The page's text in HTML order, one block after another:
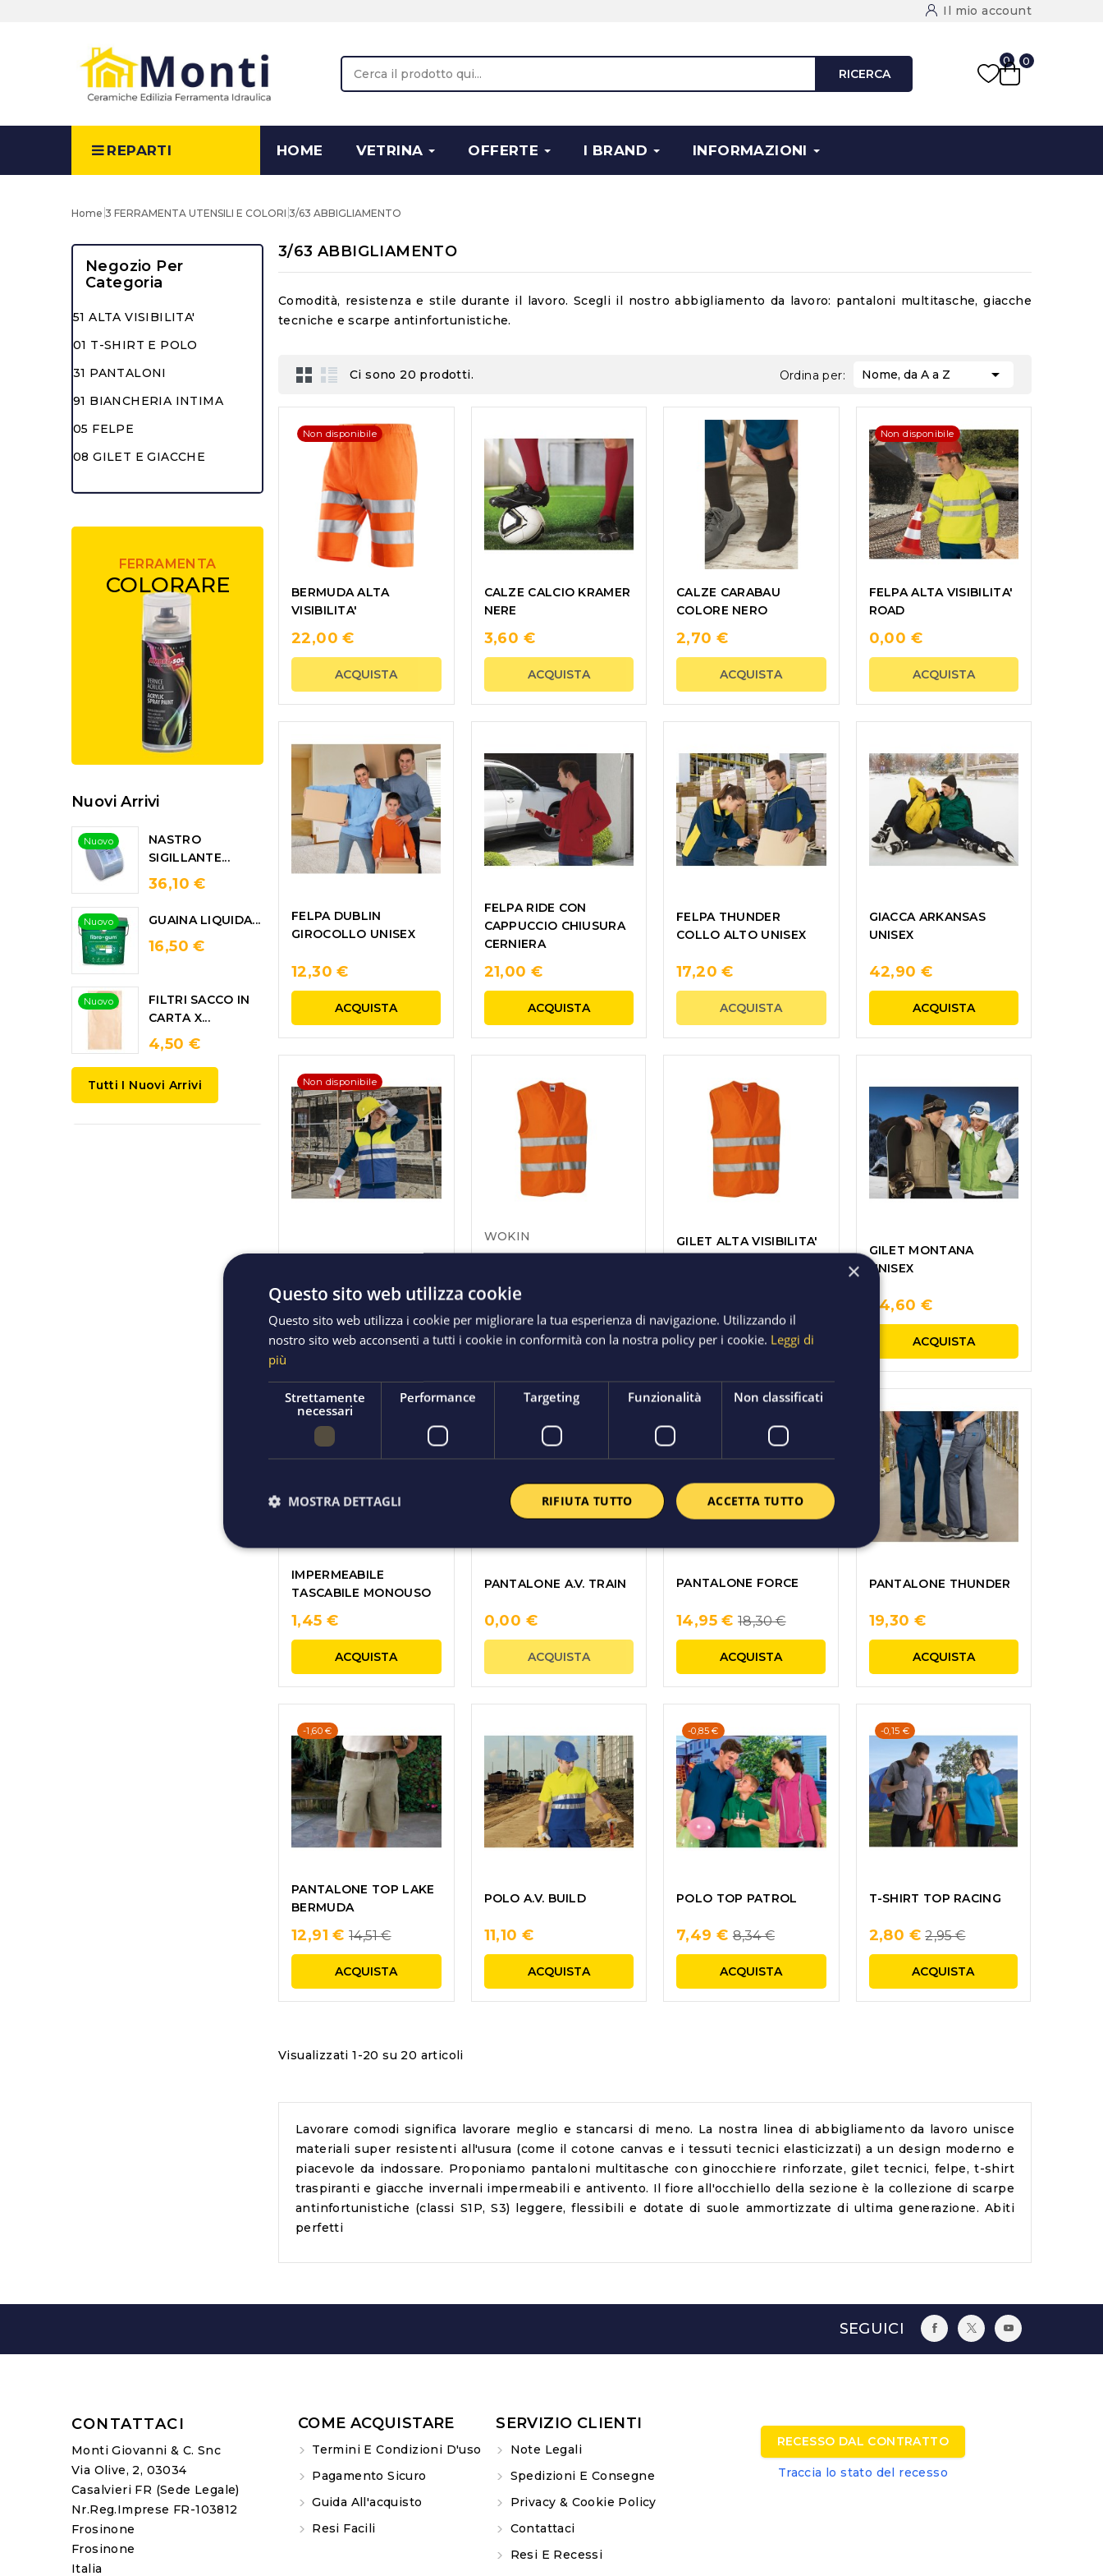
Il mio account
RICERCA
0 0
REPARTI HOME VETRINA OFFERTE I BRAND INFORMAZIONI
Home 3 FERRAMENTA UTENSILI E COLORI 3/63 ABBIGLIAMENTO
Negozio Per
Categoria
51 ALTA VISIBILITA'
01 T-SHIRT E POLO
31 PANTALONI
91 BIANCHERIA INTIMA
05 FELPE
08 GILET E GIACCHE
FERRAMENTA
COLORARE
Nuovi Arrivi
Nuovo
NASTRO
SIGILLANTE...
36,10 €
Nuovo GUAINA LIQUIDA...
16,50 €
Nuovo
FILTRI SACCO IN
CARTA X...
4,50 €
Tutti I Nuovi Arrivi
3/63 ABBIGLIAMENTO
Comodità, resistenza e stile durante il lavoro. Scegli il nostroabbigliamento da lavoro: pantaloni multitasche, giacche
tecniche e scarpe antinfortunistiche.
Ci sono 20 prodotti. Ordina per: Nome, da A a Z 
Non disponibile
BERMUDA ALTA
VISIBILITA'
22,00 €
ACQUISTA
CALZE CALCIO KRAMER
NERE
3,60 €
ACQUISTA
CALZE CARABAU
COLORE NERO
2,70 €
ACQUISTA
Non disponibile
FELPA ALTA VISIBILITA'
ROAD
0,00 €
ACQUISTA
FELPA DUBLIN
GIROCOLLO UNISEX
12,30 €
ACQUISTA
FELPA RIDE CON
CAPPUCCIO CHIUSURA
CERNIERA
21,00 €
ACQUISTA
FELPA THUNDER
COLLO ALTO UNISEX
17,20 €
ACQUISTA
GIACCA ARKANSAS
UNISEX
42,90 €
ACQUISTA
Non disponibile
0,00 €
ACQUISTA
WOKIN
4,25 €
ACQUISTA
GILET ALTA VISIBILITA'
ACQUISTA
GILET MONTANA
UNISEX
24,60 €
ACQUISTA
IMPERMEABILE
TASCABILE MONOUSO
1,45 €
ACQUISTA
PANTALONE A.V. TRAIN
0,00 €
ACQUISTA
PANTALONE FORCE
14,95 € Regular
price
18,30 €
ACQUISTA
PANTALONE THUNDER
19,30 €
ACQUISTA
-1,60 €
PANTALONE TOP LAKE
BERMUDA
12,91 € Regular
price
14,51 €
ACQUISTA
POLO A.V. BUILD
11,10 €
ACQUISTA
-0,85 €
POLO TOP PATROL
7,49 € Regular
price
8,34 €
ACQUISTA
-0,15 €
T-SHIRT TOP RACING
2,80 € Regular
price
2,95 €
ACQUISTA
Visualizzati 1-20 su 20 articoli
Lavorare comodi significa lavorare meglio e stancarsi di meno. La nostra linea di abbigliamento da lavoro unisce
materiali super resistenti all'usura (come il cotone canvas e i tessuti tecnici elasticizzati) a un design moderno e
piacevole da indossare. Proponiamo pantaloni multitasche con ginocchiere rinforzate, gilet tecnici, felpe, t-shirt
traspiranti e giacche invernali impermeabili e antivento. Il fiore all'occhiello della sezione è la collezione di scarpe
antinfortunistiche (classi S1P, S3) leggere, flessibili e dotate di suole ammortizzate di ultima generazione. Abiti
perfetti
SEGUICI
CONTATTACI
Monti Giovanni & C. Snc
Via Olive, 2, 03034
Casalvieri FR (sede Legale)
Nr.Reg.Imprese FR-103812
Frosinone
Frosinone
Italia
COME ACQUISTARE
Termini E Condizioni D'uso
Pagamento Sicuro
Guida All'acquisto
Resi Facili
SERVIZIO CLIENTI
Note Legali
Spedizioni E Consegne
Privacy & Cookie Policy
Contattaci
Resi E Recessi
RECESSO DAL CONTRATTO
Traccia lo stato del recesso
×
Questo sito web utilizza cookie
Questo sito web utilizza i cookie per migliorare la tua esperienza di navigazione. Utilizzando il
nostro sito web acconsenti a tutti i cookie in conformità con la nostra policy per i cookie. Leggi di
più
Strettamente
necessari
Performance Targeting Funzionalità Non classificati
ACCETTA TUTTO
RIFIUTA TUTTO
MOSTRA DETTAGLI